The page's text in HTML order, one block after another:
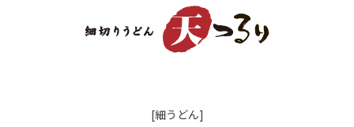
[細うどん]